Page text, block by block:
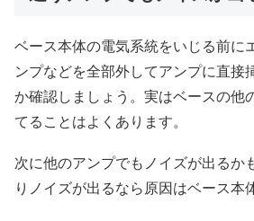
ベース本体の電気系統をいじる前に
ンプなどを全部外してアンプに直接
か確認しましょう。実はベースの他
てることはよくあります。
次に他のアンプでもノイズが出るか
りノイズが出るなら原因はベース本